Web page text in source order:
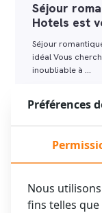
Séjour
Hotels est
Séjour
idéal Vous
inoubliable à …
Préférences
Nous
fins telles que